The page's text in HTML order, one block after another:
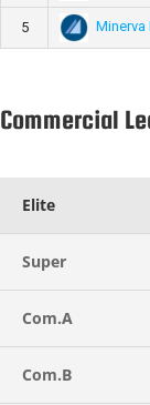
5 Minerva
Commercial
Elite
Super
Com.A
Com.B